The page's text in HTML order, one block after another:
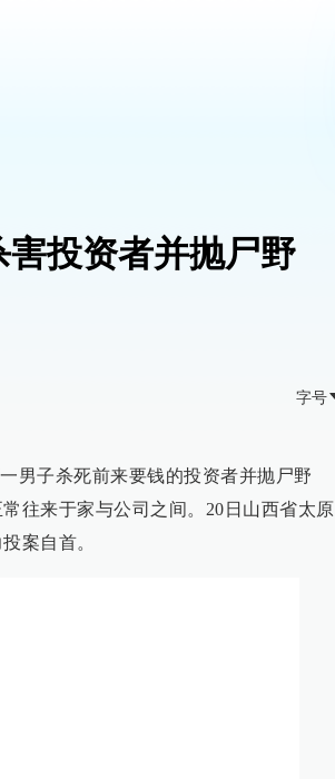
投资者并抛尸野
字号
男子杀死前来要钱的投资者并抛尸野
往来于家与公司之间。20日山西省太原
案自首。